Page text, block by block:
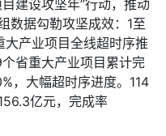
建设攻坚年”行动，推动
数据勾勒攻坚成效：1至
产业项目全线超时序推
省重大产业项目累计完
，大幅超时序进度。114
亿元，完成率